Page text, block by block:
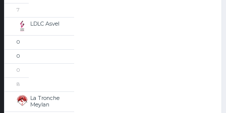
7
LDLC Asvel
0
0
0
8
La Tronche
Meylan